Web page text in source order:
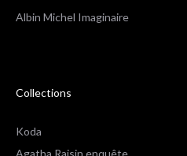
Albin Michel Imaginaire
Collections
Koda
Agatha Raisin enquête